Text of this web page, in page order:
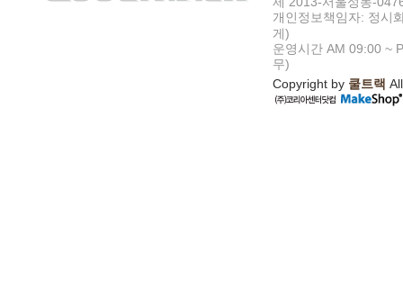
개인정보책임자: 정시
게)
운영시간 AM 09:00 ~
무)
Copyright by 쿨트랙